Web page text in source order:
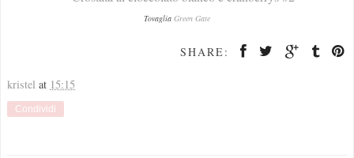
Tovaglia Green Gate
SHARE:
kristel at 15:15
Condividi